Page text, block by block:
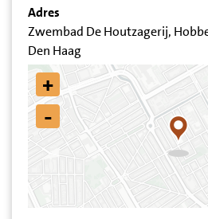
Adres
Zwembad De Houtzagerij,
Den Haag
+
-